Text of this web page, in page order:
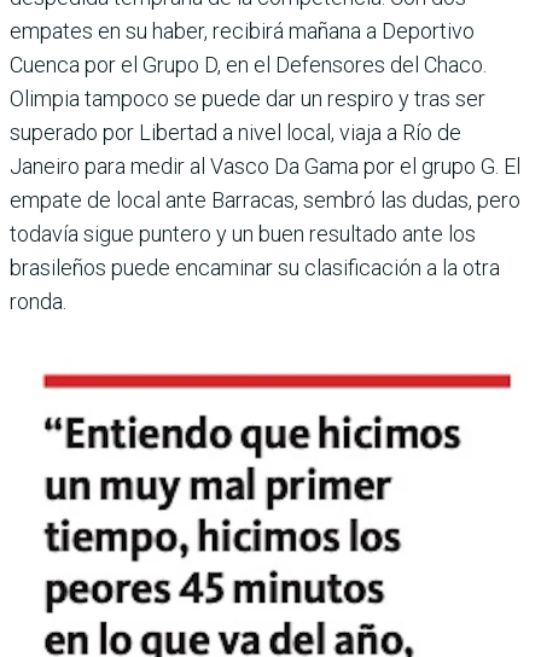
empates en su haber, recibirá mañana a Deportivo
Cuenca por el Grupo D, en el Defensores del Chaco.
Olimpia tam­poco se puede dar un res­piro y tras ser
superado por Libertad a nivel local, viaja a Río de
Janeiro para medir al Vasco Da Gama por el grupo G. El
empate de local ante Barracas, sem­bró las dudas, pero
todavía sigue puntero y un buen resultado ante los
brasi­leños puede encaminar su clasificación a la otra
ronda.